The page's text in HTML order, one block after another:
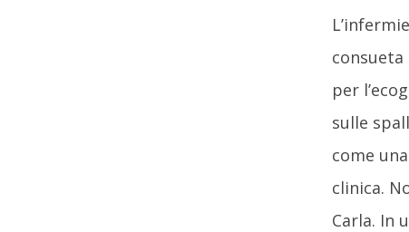
per
sulle
come
clinica.
Carla. In